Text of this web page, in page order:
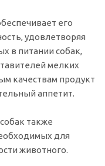
его
удовлетворяя
в питании собак,
мелких
качествам продукт
аппетит.
также
для
животного.